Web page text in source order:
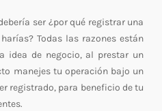
ser ¿por qué registrar una
Todas las razones están
idea de negocio, al prestar un
manejes tu operación bajo un
registrado, para beneficio de tu